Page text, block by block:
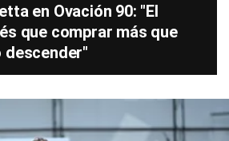
en Ovación 90: "El
que comprar más que
descender"